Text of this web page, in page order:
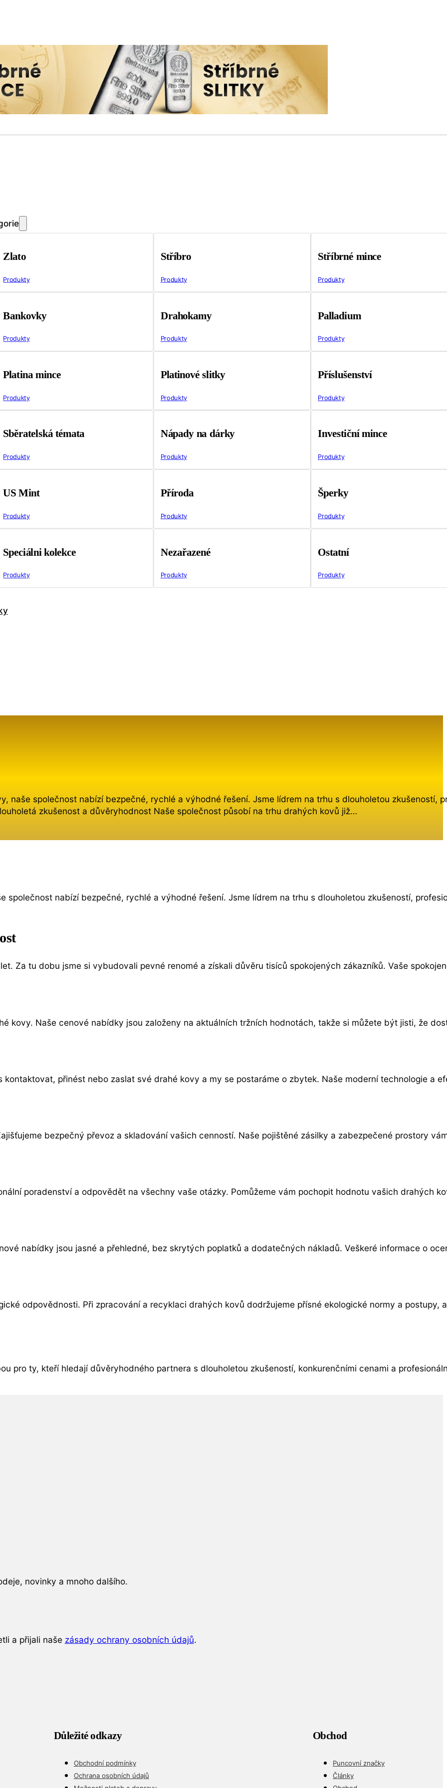
Zlato
Produkty
Stříbro
Produkty
Stříbrné mince
Produkty
Bankovky
Produkty
Drahokamy
Produkty
Palladium
Produkty
Platina mince
Produkty
Platinové slitky
Produkty
Příslušenství
Produkty
Sběratelská témata
Produkty
Nápady na dárky
Produkty
Investiční mince
Produkty
US Mint
Produkty
Příroda
Produkty
Šperky
Produkty
Speciálni kolekce
Produkty
Nezařazené
Produkty
Ostatní
Produkty
naše společnost nabízí bezpečné, rychlé a výhodné řešení. Jsme lídrem na trhu s dlouholetou zkušeností,
zkušenost a důvěryhodnost Naše společnost působí na trhu drahých kovů již…
společnost nabízí bezpečné, rychlé a výhodné řešení. Jsme lídrem na trhu s dlouholetou zkušeností,
Za tu dobu jsme si vybudovali pevné renomé a získali důvěru tisíců spokojených zákazníků. Vaše
kovy. Naše cenové nabídky jsou založeny na aktuálních tržních hodnotách, takže si můžete být jisti, že
přinést nebo zaslat své drahé kovy a my se postaráme o zbytek. Naše moderní technologie a
bezpečný převoz a skladování vašich cenností. Naše pojištěné zásilky a zabezpečené prostory
poradenství a odpovědět na všechny vaše otázky. Pomůžeme vám pochopit hodnotu vašich drahých
nabídky jsou jasné a přehledné, bez skrytých poplatků a dodatečných nákladů. Veškeré informace o
odpovědnosti. Při zpracování a recyklaci drahých kovů dodržujeme přísné ekologické normy a
pro ty, kteří hledají důvěryhodného partnera s dlouholetou zkušeností, konkurenčními cenami a
novinky a mnoho dalšího.
a přijali naše zásady ochrany osobních údajů.
Důležité odkazy
Obchodní podmínky
Ochrana osobních údajů
Obchod
Puncovní značky
Články